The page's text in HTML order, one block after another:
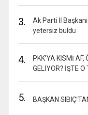
3.
Ak Parti İl
yetersiz buldu
4.
PKK’YA KISMİ
GELİYOR? İŞTE O
5. BAŞKAN